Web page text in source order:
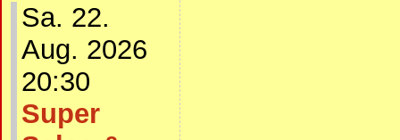
Sa. 22.
Aug. 2026
20:30
Super